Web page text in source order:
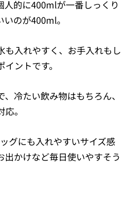
的に400mlが一番しっくり
のが400ml。
も入れやすく、お手入れもし
ントです。
冷たい飲み物はもちろん、
。
グにも入れやすいサイズ感
出かけなど毎日使いやすそう